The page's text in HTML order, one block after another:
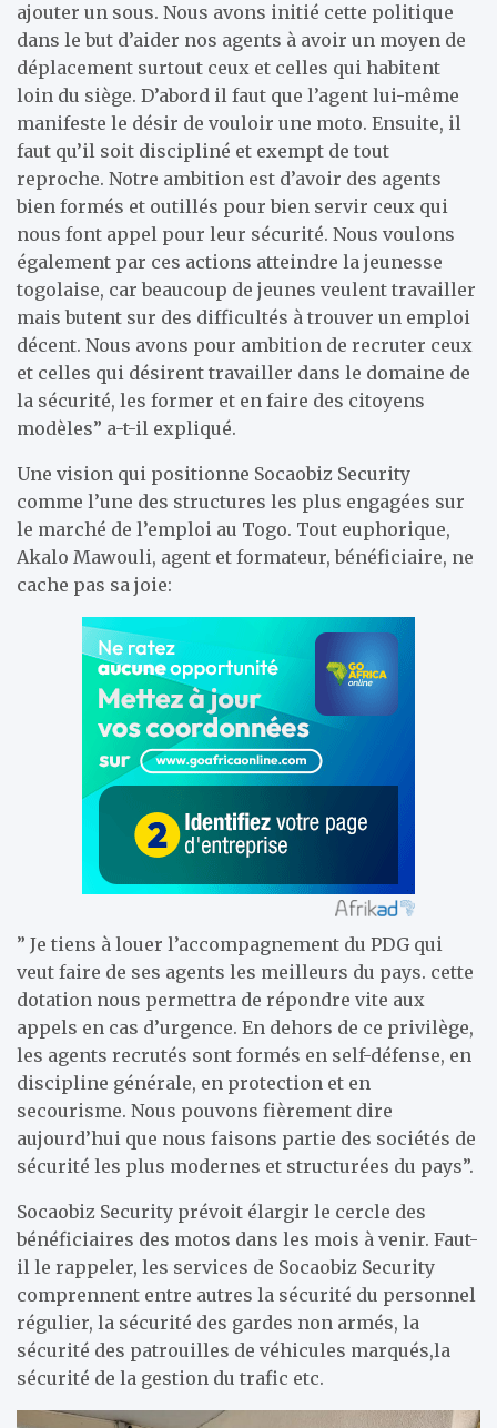
ajouter un sous. Nous avons initié cette politique
dans le but d’aider nos agents à avoir un moyen de
déplacement surtout ceux et celles qui habitent
loin du siège. D’abord il faut que l’agent lui-même
manifeste le désir de vouloir une moto. Ensuite, il
faut qu’il soit discipliné et exempt de tout
reproche. Notre ambition est d’avoir des agents
bien formés et outillés pour bien servir ceux qui
nous font appel pour leur sécurité. Nous voulons
également par ces actions atteindre la jeunesse
togolaise, car beaucoup de jeunes veulent travailler
mais butent sur des difficultés à trouver un emploi
décent. Nous avons pour ambition de recruter ceux
et celles qui désirent travailler dans le domaine de
la sécurité, les former et en faire des citoyens
modèles” a-t-il expliqué.
Une vision qui positionne Socaobiz Security
comme l’une des structures les plus engagées sur
le marché de l’emploi au Togo. Tout euphorique,
Akalo Mawouli, agent et formateur, bénéficiaire, ne
cache pas sa joie:
” Je tiens à louer l’accompagnement du PDG qui
veut faire de ses agents les meilleurs du pays. cette
dotation nous permettra de répondre vite aux
appels en cas d’urgence. En dehors de ce privilège,
les agents recrutés sont formés en self-défense, en
discipline générale, en protection et en
secourisme. Nous pouvons fièrement dire
aujourd’hui que nous faisons partie des sociétés de
sécurité les plus modernes et structurées du pays”.
Socaobiz Security prévoit élargir le cercle des
bénéficiaires des motos dans les mois à venir. Faut-
il le rappeler, les services de Socaobiz Security
comprennent entre autres la sécurité du personnel
régulier, la sécurité des gardes non armés, la
sécurité des patrouilles de véhicules marqués,la
sécurité de la gestion du trafic etc.